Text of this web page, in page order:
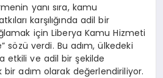
yanı sıra, kamu
karşılığında adil bir
için Liberya Kamu Hizmeti
sözü verdi. Bu adım, ülkedeki
etkili ve adil bir şekilde
adım olarak değerlendiriliyor.